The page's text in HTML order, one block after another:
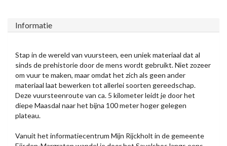
Informatie
Stap in de wereld van vuursteen, een uniek materiaal dat al
sinds de prehistorie door de mens wordt gebruikt. Niet zozeer
om vuur te maken, maar omdat het zich als geen ander
materiaal laat bewerken tot allerlei soorten gereedschap.
Deze vuursteenroute van ca. 5 kilometer leidt je door het
diepe Maasdal naar het bijna 100 meter hoger gelegen
plateau.
Vanuit het informatiecentrum Mijn Rijckholt in de gemeente